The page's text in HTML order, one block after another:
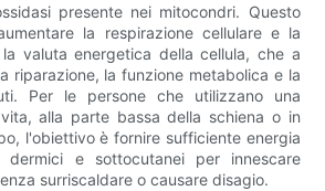
presente nei mitocondri. Questo
la respirazione cellulare e la
valuta energetica della cellula, che a
riparazione, la funzione metabolica e la
Per le persone che utilizzano una
alla parte bassa della schiena o in
l'obiettivo è fornire sufficiente energia
dermici e sottocutanei per innescare
surriscaldare o causare disagio.